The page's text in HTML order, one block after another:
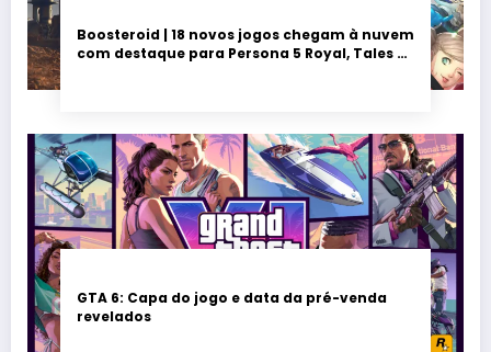
Boosteroid | 18 novos jogos chegam à nuvem
com destaque para Persona 5 Royal, Tales of
GTA 6: Capa do jogo e data da pré-venda
revelados